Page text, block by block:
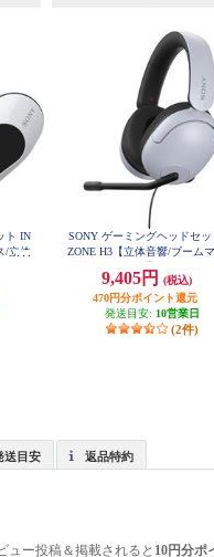
ト IN
/立体
充電
WZ
SONY ゲーミングヘッドセッ
ZONE H3【立体音響/ブーム
9,405円
(税込)
470円分ポイント還元
発送目安: 10営業日
(2件)
送目安 返品特約
ュー投稿＆掲載されると 10円分ポ